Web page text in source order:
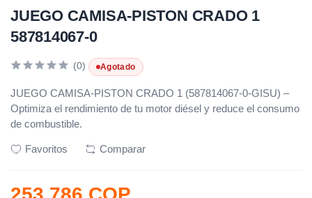
JUEGO CAMISA-PISTON CRADO 1
587814067-0
(0) Agotado
JUEGO CAMISA-PISTON CRADO 1 (587814067-0-GISU) –
Optimiza el rendimiento de tu motor diésel y reduce el consumo
de combustible.
Favoritos Comparar